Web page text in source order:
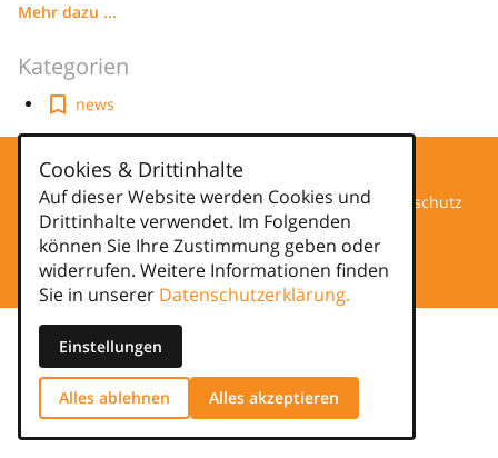
Mehr dazu ...
Kategorien
news
Datenschutz
Impressum
Cookies & Drittinhalte
Auf dieser Website werden Cookies und
Drittinhalte verwendet. Im Folgenden
können Sie Ihre Zustimmung geben oder
widerrufen. Weitere Informationen finden
Sie in unserer Datenschutzerklärung.
Einstellungen
Alles ablehnen Alles akzeptieren